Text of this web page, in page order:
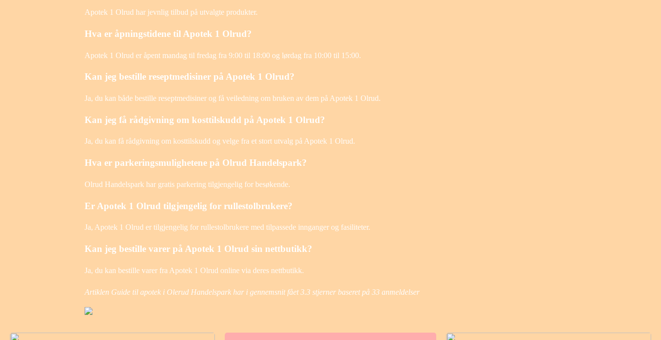
Apotek 1 Olrud har jevnlig tilbud på utvalgte produkter.
Hva er åpningstidene til Apotek 1 Olrud?
Apotek 1 Olrud er åpent mandag til fredag fra 9:00 til 18:00 og lørdag fra 10:00 til 15:00.
Kan jeg bestille reseptmedisiner på Apotek 1 Olrud?
Ja, du kan både bestille reseptmedisiner og få veiledning om bruken av dem på Apotek 1 Olrud.
Kan jeg få rådgivning om kosttilskudd på Apotek 1 Olrud?
Ja, du kan få rådgivning om kosttilskudd og velge fra et stort utvalg på Apotek 1 Olrud.
Hva er parkeringsmulighetene på Olrud Handelspark?
Olrud Handelspark har gratis parkering tilgjengelig for besøkende.
Er Apotek 1 Olrud tilgjengelig for rullestolbrukere?
Ja, Apotek 1 Olrud er tilgjengelig for rullestolbrukere med tilpassede innganger og fasiliteter.
Kan jeg bestille varer på Apotek 1 Olrud sin nettbutikk?
Ja, du kan bestille varer fra Apotek 1 Olrud online via deres nettbutikk.
Artiklen Guide til apotek i Olerud Handelspark har i gennemsnit fået3.3 stjerner baseret på 33 anmeldelser